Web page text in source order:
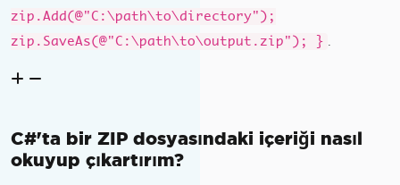
zip.Add(@"C:\path\to\directory");
zip.SaveAs(@"C:\path\to\output.zip"); } .
C#'ta bir ZIP dosyasındaki içeriği nasıl
okuyup çıkartırım?